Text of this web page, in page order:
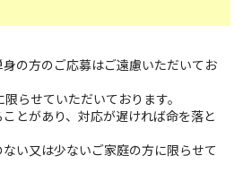
身の方のご応募はご遠慮いただいてお
らせていただいております。
とがあり、対応が遅ければ命を落と
い又は少ないご家庭の方に限らせて